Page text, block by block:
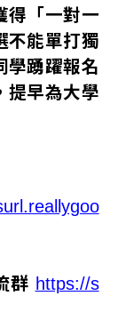
得「一對一
不能單打獨
學踴躍報名
提早為大學
群 https://s